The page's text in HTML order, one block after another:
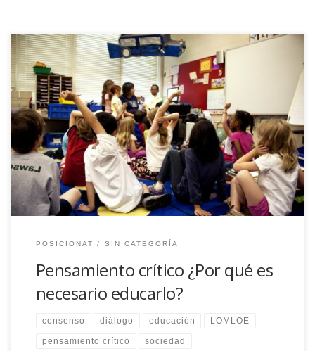
El pensamiento crítico hace posible la confrontación de ideas y
argumentos, el diálogo y con ello, la posibilidad de consenso.
POSICIONAT SIN CATEGORÍA
Pensamiento crítico ¿Por qué es
necesario educarlo?
consenso diálogo educación LOMLOE
pensamiento crítico sociedad